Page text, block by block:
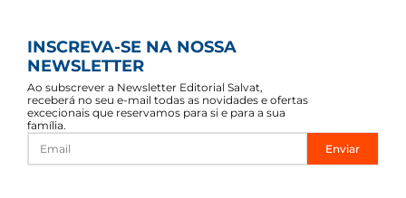
INSCREVA-SE NA NOSSA
NEWSLETTER
Ao subscrever a Newsletter Editorial Salvat,
receberá no seu e-mail todas as novidades e ofertas
excecionais que reservamos para si e para a sua
família.
Enviar